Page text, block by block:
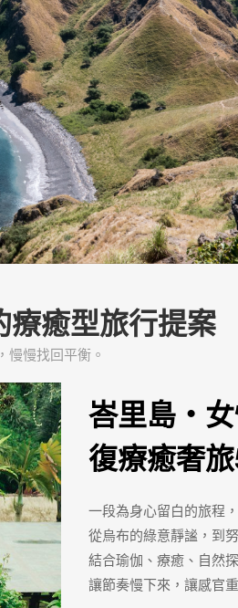
癒型旅行提案
慢慢找回平衡。
峇里島・
復療癒奢
一段為身心留白的旅程，
從烏布的綠意靜謐，到
結合瑜伽、療癒、自然
讓節奏慢下來，讓感官